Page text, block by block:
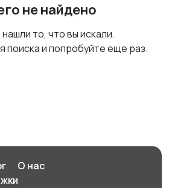
не найдено
то, что вы искали.
поиска и попробуйте еще раз.
О нас